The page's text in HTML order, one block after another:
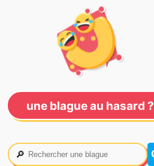
une blague au hasard ?
🔎